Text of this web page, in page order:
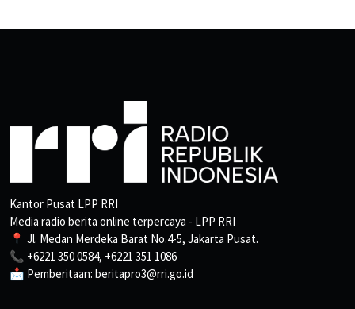
Kantor Pusat LPP RRI
Media radio berita online terpercaya - LPP RRI
📍 Jl. Medan Merdeka Barat No.4-5, Jakarta Pusat.
📞 +6221 350 0584, +6221 351 1086
📩 Pemberitaan: beritapro3@rri.go.id